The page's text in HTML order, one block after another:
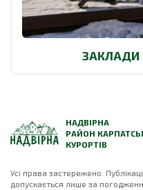
НАДВІРНА
РАЙОН
КУРОРТІВ
Усі права застережено.
допускається лише за